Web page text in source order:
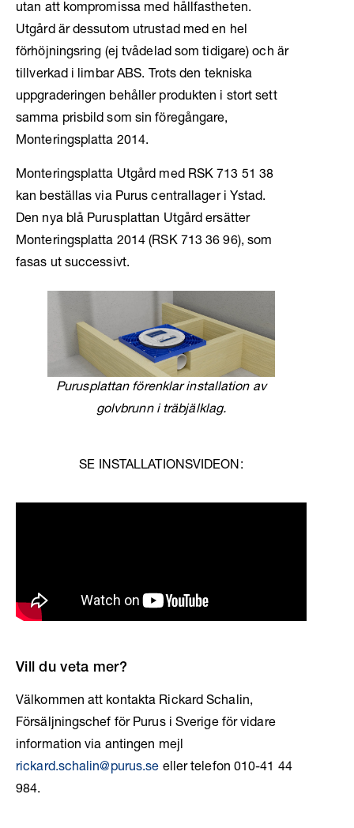
utan att kompromissa med hållfastheten.
Utgård är dessutom utrustad med en hel
förhöjningsring (ej tvådelad som tidigare) och är
tillverkad i limbar ABS. Trots den tekniska
uppgraderingen behåller produkten i stort sett
samma prisbild som sin föregångare,
Monteringsplatta 2014.
Monteringsplatta Utgård med RSK 713 51 38
kan beställas via Purus centrallager i Ystad.
Den nya blå Purusplattan Utgård ersätter
Monteringsplatta 2014 (RSK 713 36 96), som
fasas ut successivt.
Purusplattan förenklar installation av
golvbrunn i träbjälklag.
SE INSTALLATIONSVIDEON:
Vill du veta mer?
Välkommen att kontakta Rickard Schalin,
Försäljningschef för Purus i Sverige för vidare
information via antingen mejl
rickard.schalin@purus.se eller telefon 010-41 44
984.